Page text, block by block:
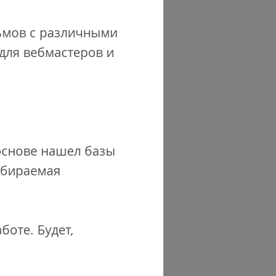
с различными
вебмастеров и
нашел базы
Будет,